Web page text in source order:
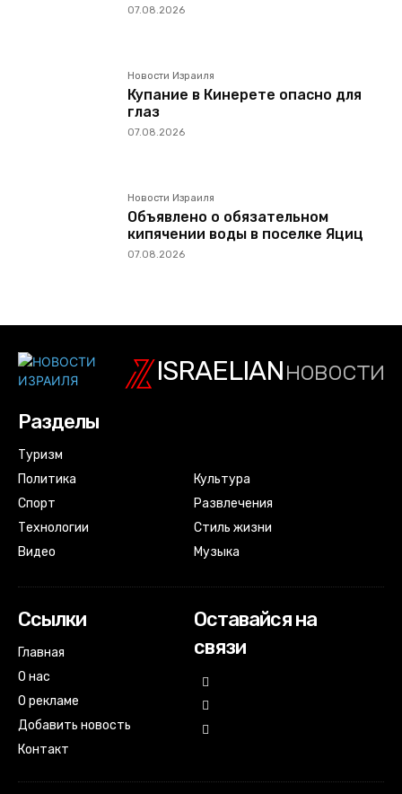
07.08.2026
Новости Израиля
Купание в Кинерете опасно для
глаз
07.08.2026
Новости Израиля
Объявлено о обязательном
кипячении воды в поселке Яциц
07.08.2026
ISRAELIANновости
Разделы
Туризм
Политика
Спорт
Технологии
Видео
Культура
Развлечения
Стиль жизни
Музыка
Ссылки
Главная
О нас
О рекламе
Добавить новость
Контакт
Оставайся на
связи